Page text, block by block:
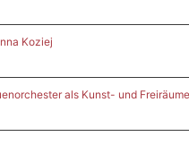
Koziej
als Kunst- und